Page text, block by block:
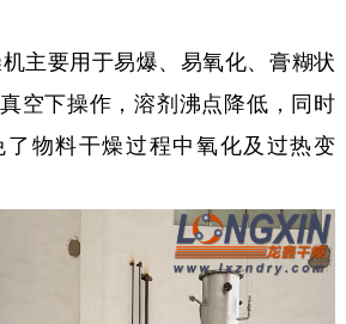
要用于易爆、易氧化、膏糊状
空下操作，溶剂沸点降低，同时
了物料干燥过程中氧化及过热变